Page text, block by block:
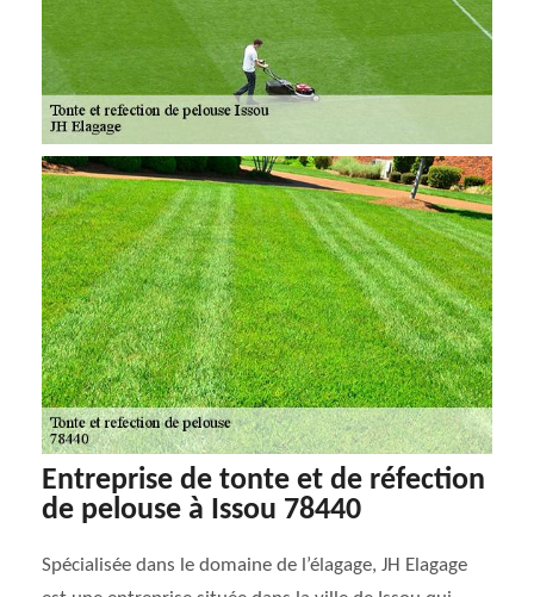
Entreprise de tonte et de réfection
de pelouse à Issou 78440
Spécialisée dans le domaine de l’élagage, JH Elagage